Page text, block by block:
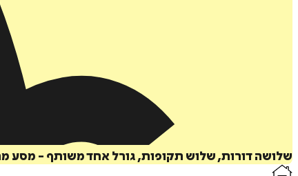
שלושה דורות, שלוש תקופות, גורל אחד משותף - מסע